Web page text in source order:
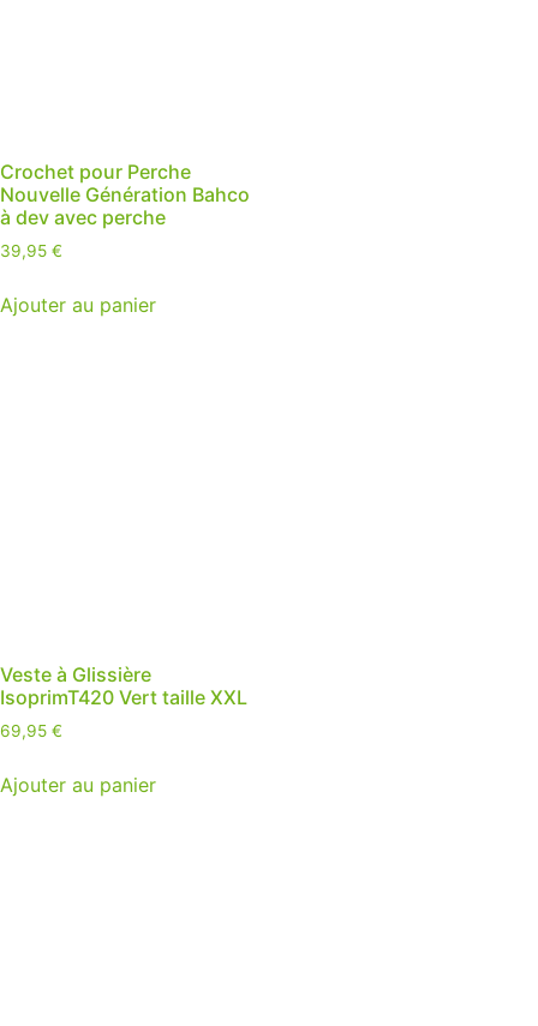
Crochet pour Perche
Nouvelle Génération Bahco
à dev avec perche
39,95 €
Ajouter au panier
Veste à Glissière
IsoprimT420 Vert taille XXL
69,95 €
Ajouter au panier